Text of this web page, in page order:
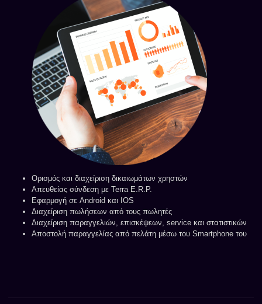
Ορισμός και διαχείριση δικαιωμάτων χρηστών
Απευθείας σύνδεση με Terra E.R.P.
Εφαρμογή σε Android και IOS
Διαχείριση πωλήσεων από τους πωλητές
Διαχείριση παραγγελιών, επισκέψεων, service και στατιστικών
Αποστολή παραγγελίας από πελάτη μέσω του Smartphone του